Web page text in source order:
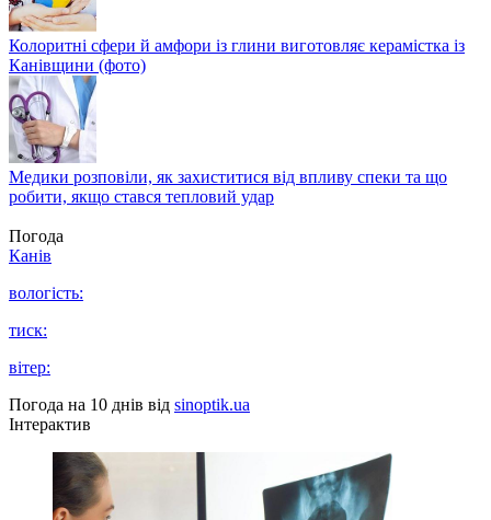
Колоритні сфери й амфори із глини виготовляє керамістка із
Канівщини (фото)
Медики розповіли, як захиститися від впливу спеки та що
робити, якщо стався тепловий удар
Погода
Канів
вологість:
тиск:
вітер:
Погода на 10 днів від sinoptik.ua
Інтерактив